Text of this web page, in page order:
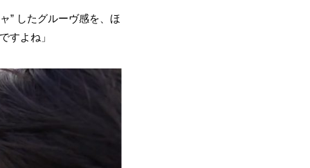
” したグルーヴ感を、ほ
すよね」